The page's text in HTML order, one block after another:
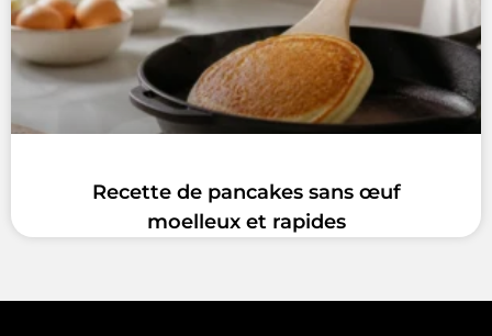
Recette de pancakes sans œuf
moelleux et rapides